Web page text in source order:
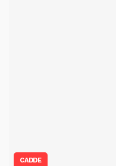
CADDE